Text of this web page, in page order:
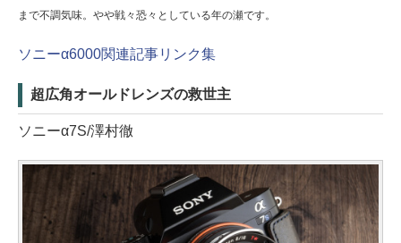
まで不調気味。やや戦々恐々としている年の瀬です。
ソニーα6000関連記事リンク集
超広角オールドレンズの救世主
ソニーα7S/澤村徹